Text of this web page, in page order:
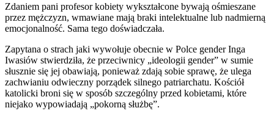
Zdaniem pani profesor kobiety wykształcone bywają ośmieszane
przez mężczyzn, wmawiane mają braki intelektualne lub nadmierną
emocjonalność. Sama tego doświadczała.
Zapytana o strach jaki wywołuje obecnie w Polce gender Inga
Iwasiów stwierdziła, że przeciwnicy „ideologii gender” w sumie
słusznie się jej obawiają, ponieważ zdają sobie sprawę, że ulega
zachwianiu odwieczny porządek silnego patriarchatu. Kościół
katolicki broni się w sposób szczególny przed kobietami, które
niejako wypowiadają „pokorną służbę”.